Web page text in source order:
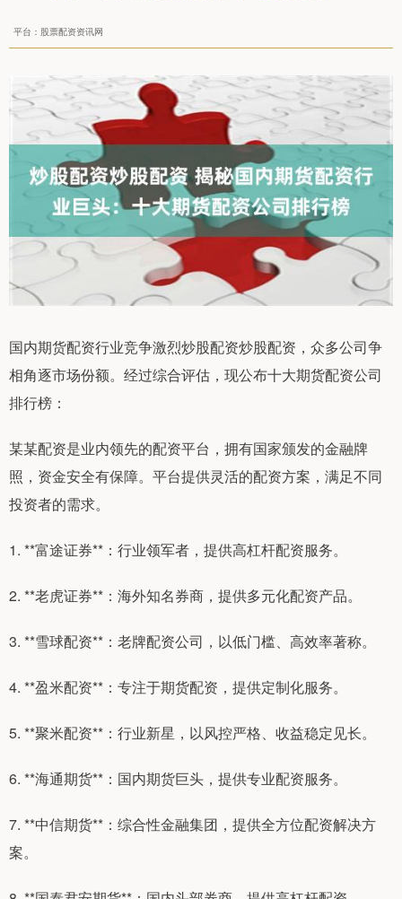
平台：股票配资资讯网
国内期货配资行业竞争激烈炒股配资炒股配资，众多公司争
相角逐市场份额。经过综合评估，现公布十大期货配资公司
排行榜：
某某配资是业内领先的配资平台，拥有国家颁发的金融牌
照，资金安全有保障。平台提供灵活的配资方案，满足不同
投资者的需求。
1. **富途证券**：行业领军者，提供高杠杆配资服务。
2. **老虎证券**：海外知名券商，提供多元化配资产品。
3. **雪球配资**：老牌配资公司，以低门槛、高效率著称。
4. **盈米配资**：专注于期货配资，提供定制化服务。
5. **聚米配资**：行业新星，以风控严格、收益稳定见长。
6. **海通期货**：国内期货巨头，提供专业配资服务。
7. **中信期货**：综合性金融集团，提供全方位配资解决方
案。